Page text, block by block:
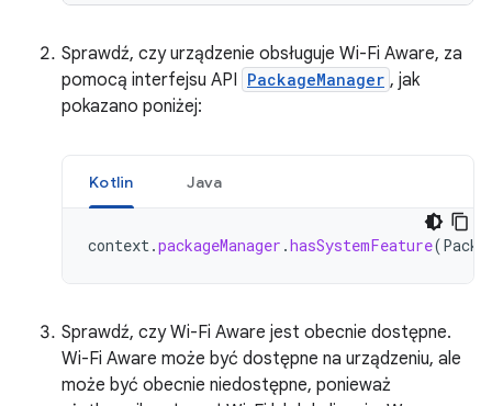
Sprawdź, czy urządzenie obsługuje Wi-Fi Aware, za
pomocą interfejsu API PackageManager , jak
pokazano poniżej:
Kotlin Java
context.packageManager .hasSystemFeature(
Sprawdź, czy Wi-Fi Aware jest obecnie dostępne.
Wi-Fi Aware może być dostępne na urządzeniu, ale
może być obecnie niedostępne, ponieważ